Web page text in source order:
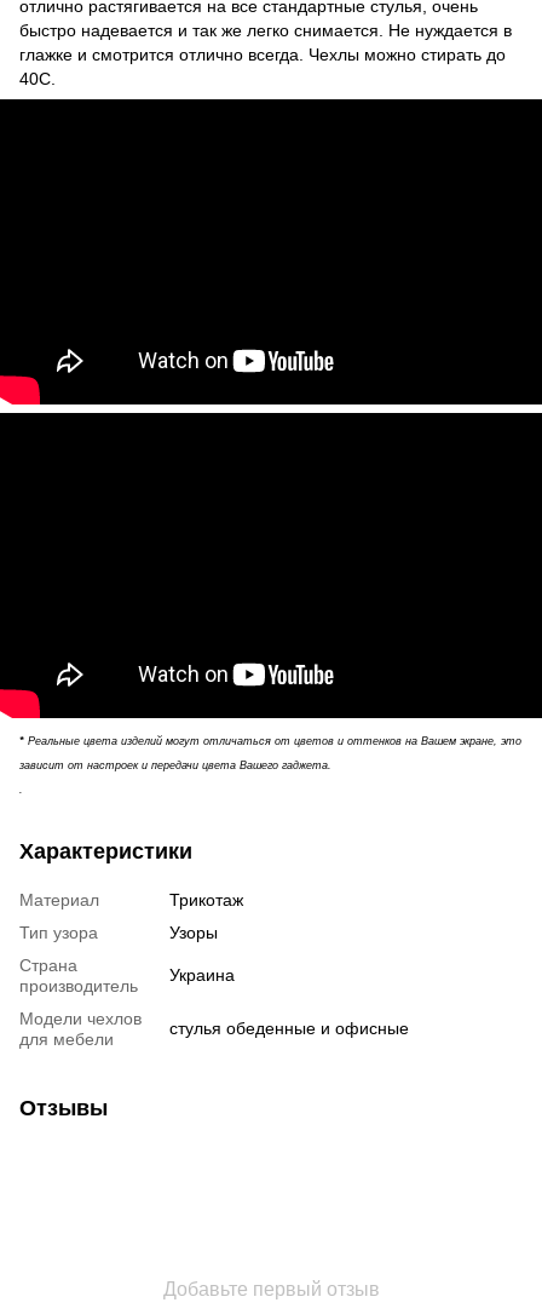
отлично растягивается на все стандартные стулья, очень
быстро надевается и так же легко снимается. Не нуждается в
глажке и смотрится отлично всегда. Чехлы можно стирать до
40С.
* Реальные цвета изделий могут отличаться от цветов и оттенков на Вашем экране, это
зависит от настроек и передачи цвета Вашего гаджета.
Характеристики
Материал
Трикотаж
Тип узора
Узоры
Страна
производитель
Украина
Модели чехлов
для мебели
стулья обеденные и офисные
Отзывы
Добавьте первый отзыв